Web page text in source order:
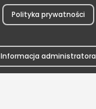
Polityka prywatności
Informacja administratora